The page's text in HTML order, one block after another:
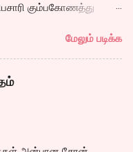
கும்பகோணத்து
வாழ்கை எப்படி
நல்ல லைனை , சங்கீதா
சுழற்றி நடப்பதை போல்
நம்பமுடியாத
ஏதோ
மேலும் படிக்க